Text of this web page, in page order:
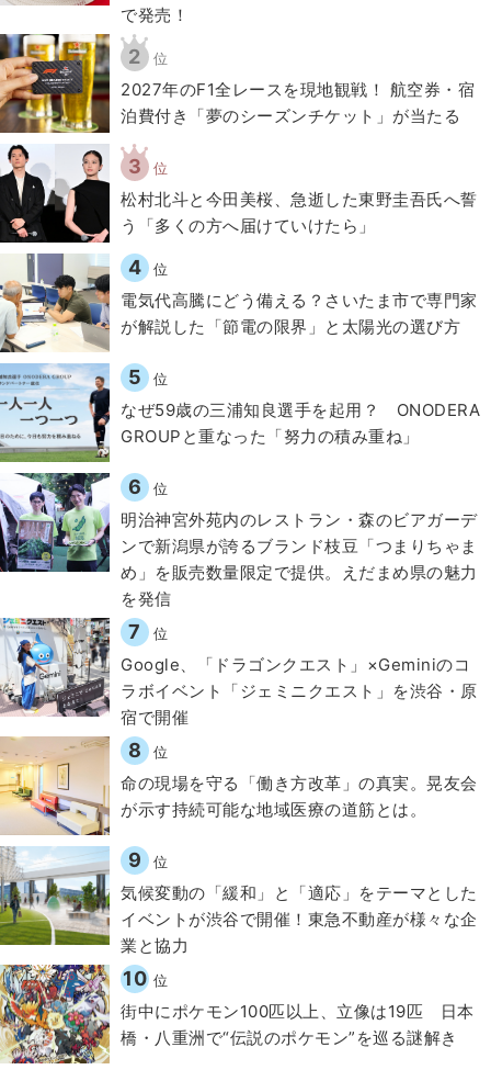
で発売！
2 位
2027年のF1全レースを現地観戦！ 航空券・宿
泊費付き「夢のシーズンチケット」が当たる
3 位
松村北斗と今田美桜、急逝した東野圭吾氏へ誓
う「多くの方へ届けていけたら」
4 位
電気代高騰にどう備える？さいたま市で専門家
が解説した「節電の限界」と太陽光の選び方
5 位
なぜ59歳の三浦知良選手を起用？ ONODERA
GROUPと重なった「努力の積み重ね」
6 位
明治神宮外苑内のレストラン・森のビアガーデ
ンで新潟県が誇るブランド枝豆「つまりちゃま
め」を販売数量限定で提供。えだまめ県の魅力
を発信
7 位
Google、「ドラゴンクエスト」×Geminiのコ
ラボイベント「ジェミニクエスト」を渋谷・原
宿で開催
8 位
​命の現場を守る「働き方改革」の真実。晃友会
が示す持続可能な地域医療の道筋とは。
9 位
気候変動の「緩和」と「適応」をテーマとした
イベントが渋谷で開催！東急不動産が様々な企
業と協力
10 位
街中にポケモン100匹以上、立像は19匹 日本
橋・八重洲で“伝説のポケモン”を巡る謎解き